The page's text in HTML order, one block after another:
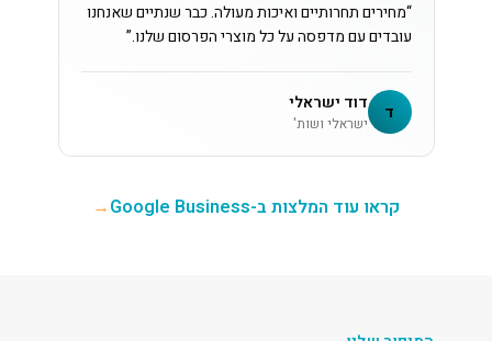
“מחירים תחרותיים ואיכות מעולה. כבר שנתיים שאנחנו
עובדים עם מדפסה על כל מוצרי הפרסום שלנו.”
ד דוד ישראלי
ישראלי ושות'
קראו עוד המלצות ב-Google Business →